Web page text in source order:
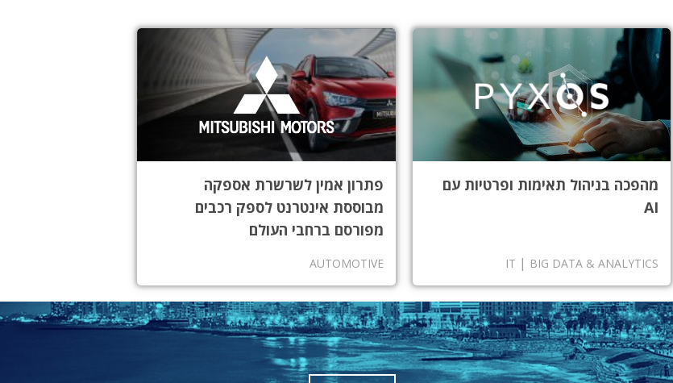
מהפכה בניהול תאימות ופרטיות עם
AI
BIG DATA & ANALYTICS
|
IT
פתרון אמין לשרשרת אספקה
מבוססת אינטרנט לספק רכבים
מפורסם ברחבי העולם
AUTOMOTIVE